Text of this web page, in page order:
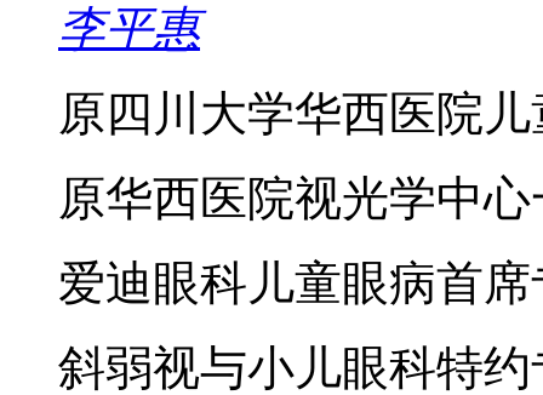
李平惠
原四川大学华西医院
原华西医院视光学中
爱迪眼科儿童眼病首席
斜弱视与小儿眼科特约